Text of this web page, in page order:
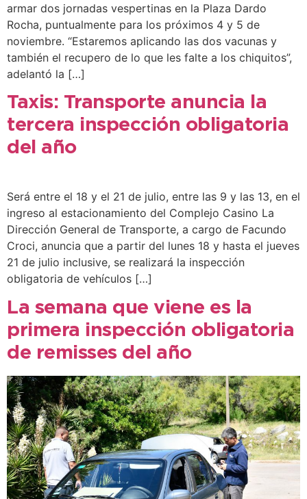
armar dos jornadas vespertinas en la Plaza Dardo
Rocha, puntualmente para los próximos 4 y 5 de
noviembre. “Estaremos aplicando las dos vacunas y
también el recupero de lo que les falte a los chiquitos”,
adelantó la […]
Taxis: Transporte anuncia la
tercera inspección obligatoria
del año
Será entre el 18 y el 21 de julio, entre las 9 y las 13, en el
ingreso al estacionamiento del Complejo Casino La
Dirección General de Transporte, a cargo de Facundo
Croci, anuncia que a partir del lunes 18 y hasta el jueves
21 de julio inclusive, se realizará la inspección
obligatoria de vehículos […]
La semana que viene es la
primera inspección obligatoria
de remisses del año